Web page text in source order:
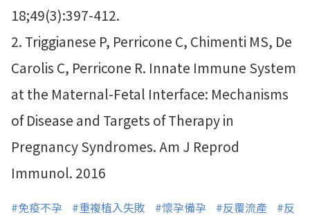
18;49(3):397-412.
2. Triggianese P, Perricone C, Chimenti MS, De
Carolis C, Perricone R. Innate Immune System
at the Maternal-Fetal Interface: Mechanisms
of Disease and Targets of Therapy in
Pregnancy Syndromes. Am J Reprod
Immunol. 2016
#免疫不孕 #重複植入失敗 #懷孕備孕 #反覆流產
#反